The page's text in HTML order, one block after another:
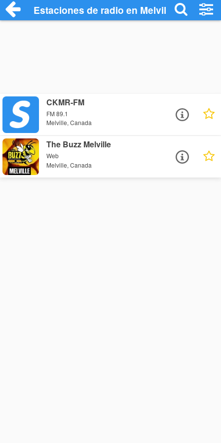
Estaciones de radio en Melville -
CKMR-FM
FM 89.1
Melville, Canada
The Buzz Melville
Web
Melville, Canada